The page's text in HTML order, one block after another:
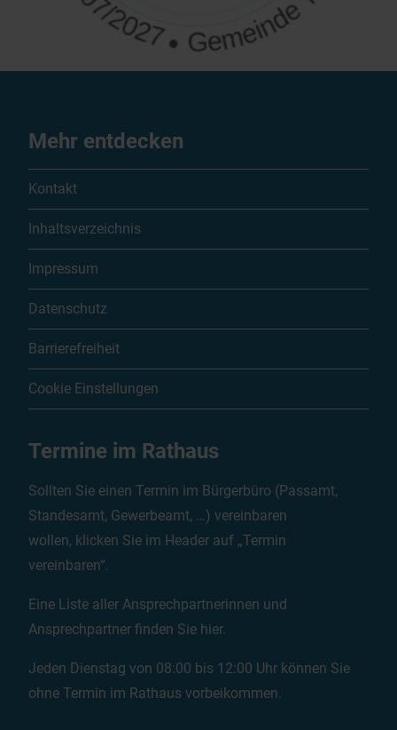
Mehr entdecken
Kontakt
Inhaltsverzeichnis
Impressum
Datenschutz
Barrierefreiheit
Cookie Einstellungen
Termine im Rathaus
Sollten Sie einen Termin im Bürgerbüro (Passamt,
Standesamt, Gewerbeamt, …) vereinbaren
wollen, klicken Sie im Header auf „Termin
vereinbaren“.
Eine Liste aller Ansprechpartnerinnen und
Ansprechpartner finden Sie hier.
Jeden Dienstag von 08:00 bis 12:00 Uhr können Sie
ohne Termin im Rathaus vorbeikommen.